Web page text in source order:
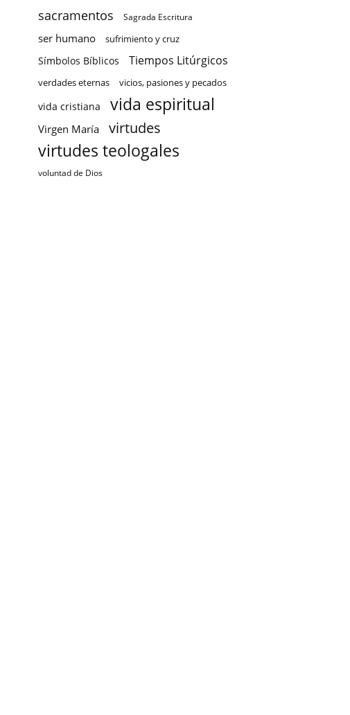
sacramentos Sagrada Escritura
ser humano sufrimiento y cruz
Símbolos Bíblicos Tiempos Litúrgicos
verdades eternas vicios, pasiones y pecados
vida cristiana vida espiritual
Virgen María virtudes
virtudes teologales
voluntad de Dios